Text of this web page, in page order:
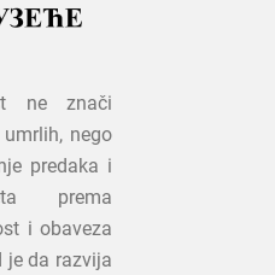
ne znači
nego
predaka i
prema
i obaveza
je da razvija